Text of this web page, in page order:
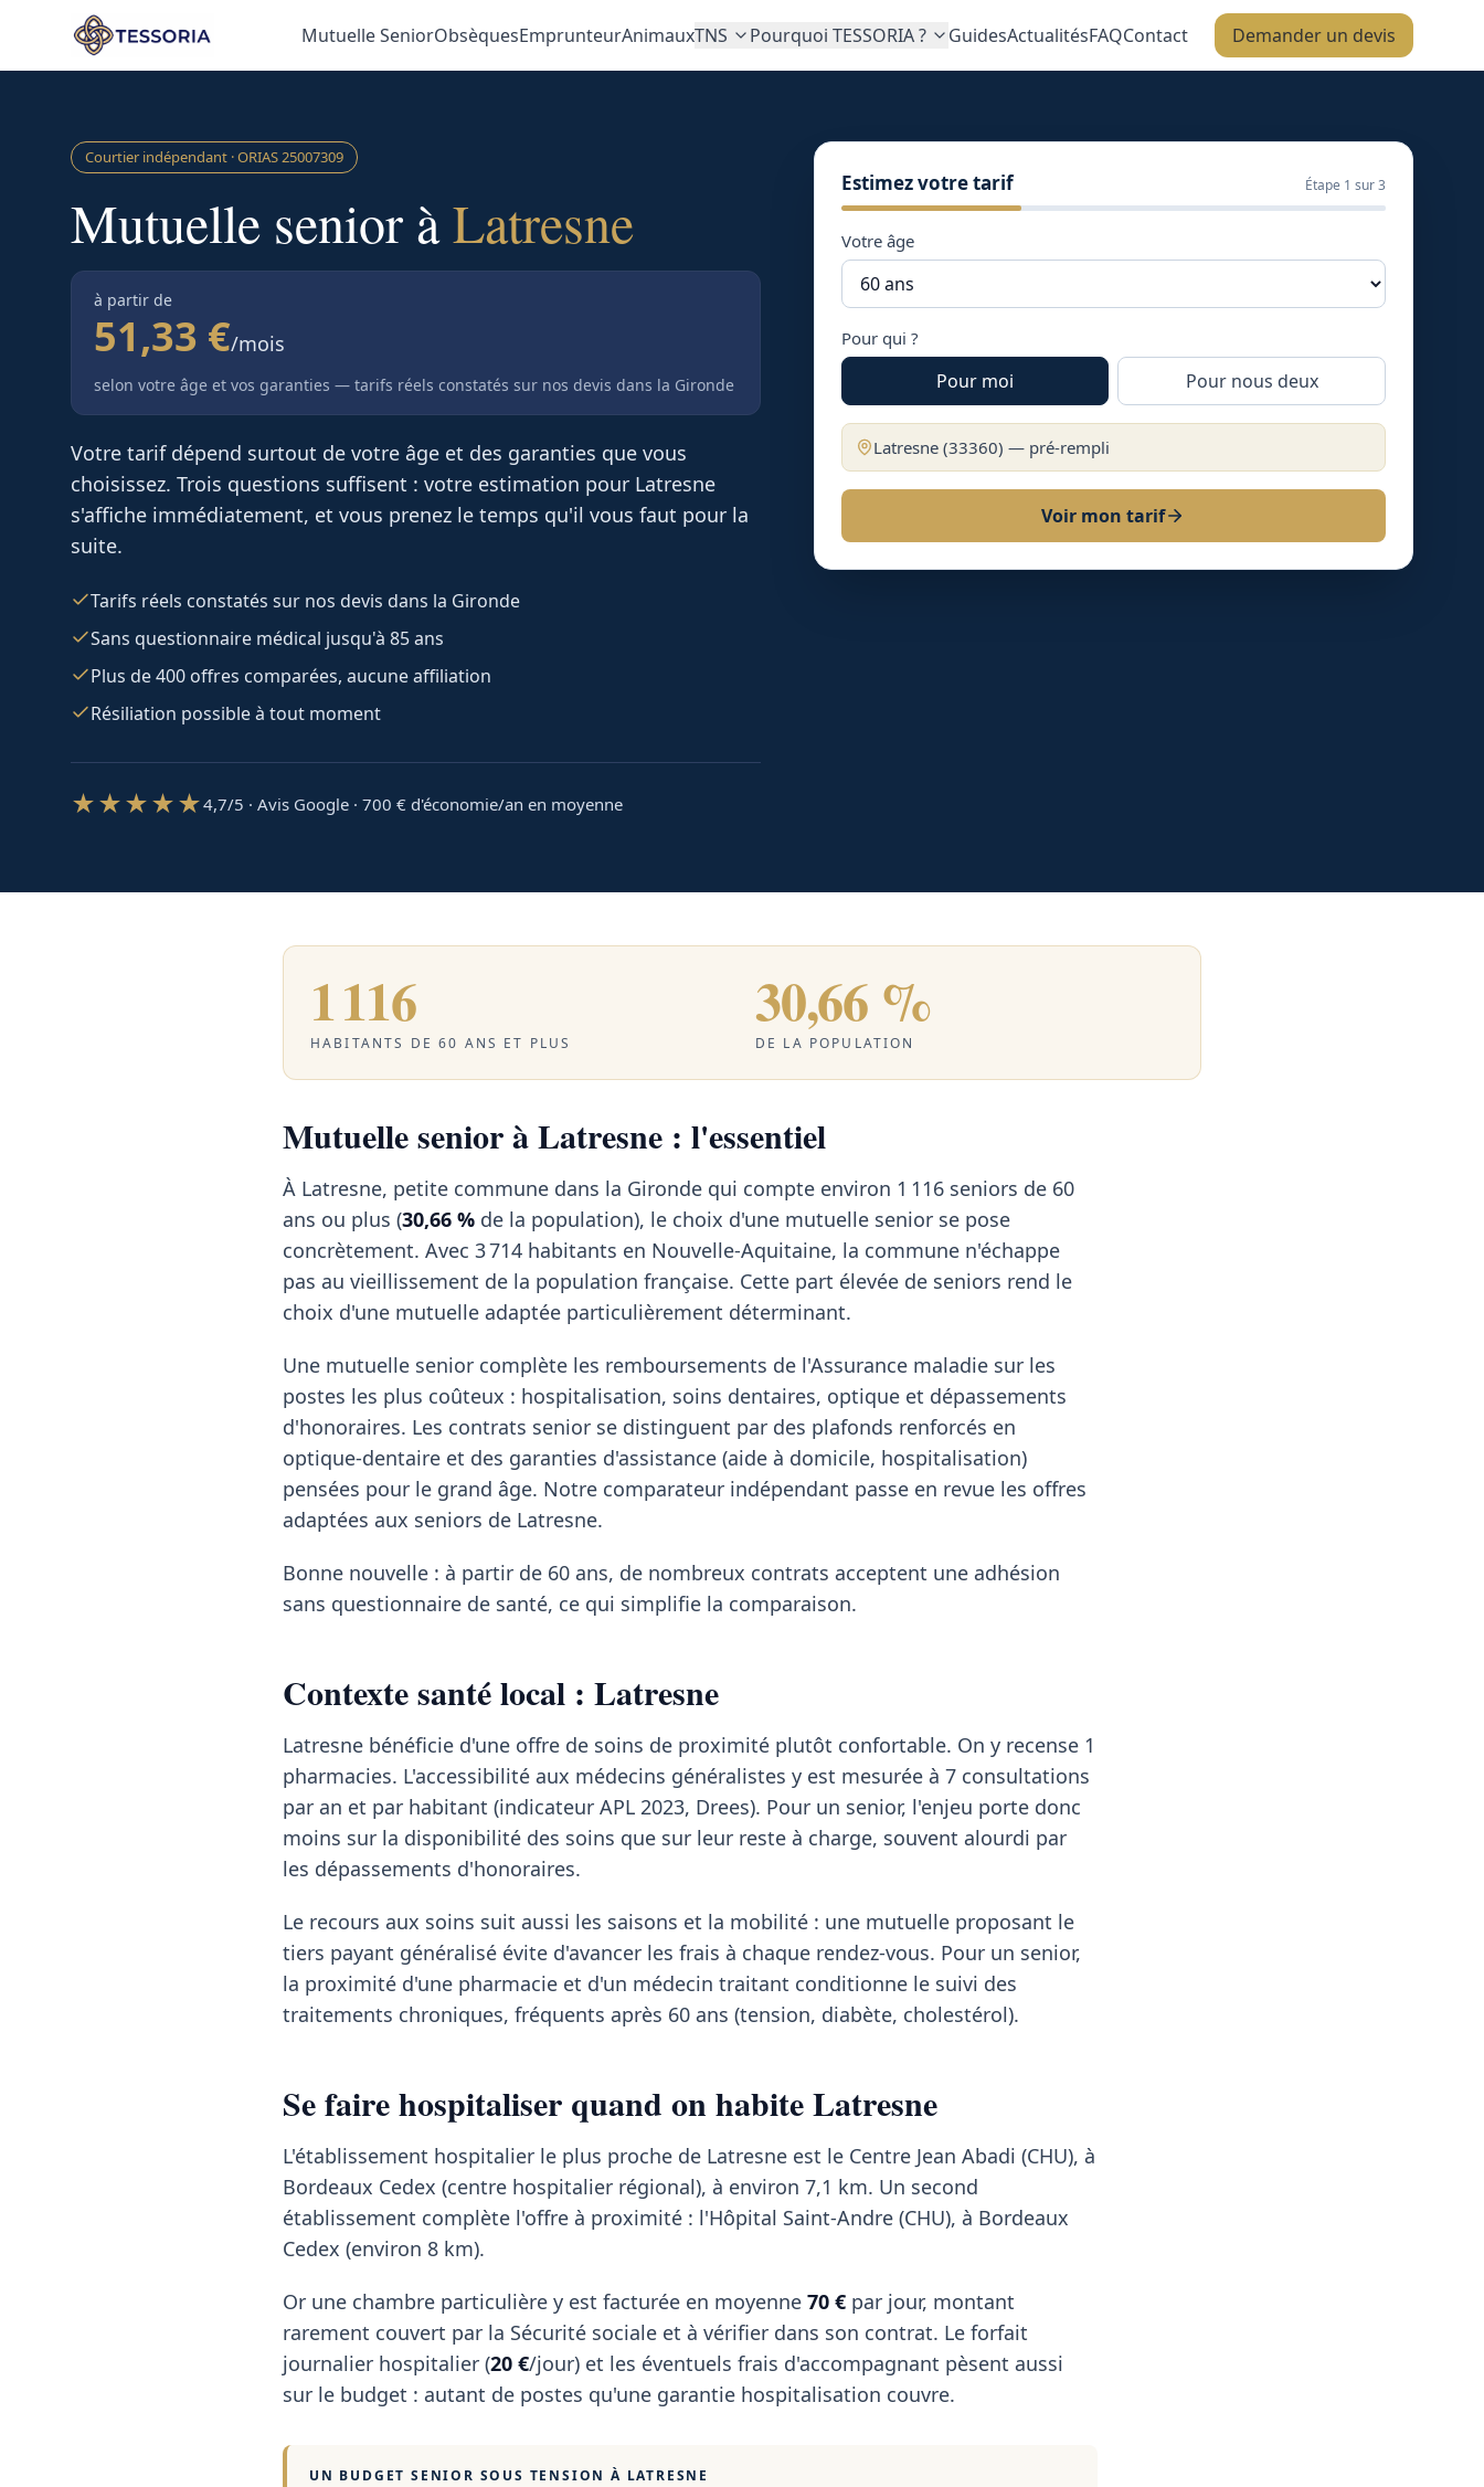
Aller au contenu principal
Mutuelle SeniorObsèquesEmprunteurAnimauxTNS Pourquoi TESSORIA ? GuidesActualitésFAQContact Demander un devis
Courtier indépendant · ORIAS25007309
Mutuelle senior àLatresne
à partir de
51,33 €/mois
selon votre âge et vos garanties — tarifs réels constatés sur nos devis dans la Gironde
Votre tarif dépend surtout de votre âge et des garanties que vous
choisissez. Trois questions suffisent : votre estimation pour Latresne
s'affiche immédiatement, et vous prenez le temps qu'il vous faut pour la
suite.
Tarifs réels constatés sur nos devis dans la Gironde
Sans questionnaire médical jusqu'à 85 ans
Plus de 400 offres comparées, aucune affiliation
Résiliation possible à tout moment
★★★★★4,7/5 · Avis Google · 700 € d'économie/an en moyenne
Estimez votre tarif Étape 1 sur 3
Votre âge
Pour qui ?
Pour moi Pour nous deux
Latresne(33360) — pré-rempli
Voir mon tarif
1 116
HABITANTS DE 60 ANS ET PLUS
30,66 %
DE LA POPULATION
Mutuelle senior à Latresne : l'essentiel
À Latresne, petite commune dans la Gironde qui compte environ 1 116 seniors de 60
ans ou plus (30,66 % de la population), le choix d'une mutuelle senior se pose
concrètement. Avec 3 714 habitants en Nouvelle-Aquitaine, la commune n'échappe
pas au vieillissement de la population française. Cette part élevée de seniors rend le
choix d'une mutuelle adaptée particulièrement déterminant.
Une mutuelle senior complète les remboursements de l'Assurance maladie sur les
postes les plus coûteux : hospitalisation, soins dentaires, optique et dépassements
d'honoraires. Les contrats senior se distinguent par des plafonds renforcés en
optique-dentaire et des garanties d'assistance (aide à domicile, hospitalisation)
pensées pour le grand âge. Notre comparateur indépendant passe en revue les offres
adaptées aux seniors de Latresne.
Bonne nouvelle : à partir de 60 ans, de nombreux contrats acceptent une adhésion
sans questionnaire de santé, ce qui simplifie la comparaison.
Contexte santé local : Latresne
Latresne bénéficie d'une offre de soins de proximité plutôt confortable. On y recense 1
pharmacies. L'accessibilité aux médecins généralistes y est mesurée à 7 consultations
par an et par habitant (indicateur APL 2023, Drees). Pour un senior, l'enjeu porte donc
moins sur la disponibilité des soins que sur leur reste à charge, souvent alourdi par
les dépassements d'honoraires.
Le recours aux soins suit aussi les saisons et la mobilité : une mutuelle proposant le
tiers payant généralisé évite d'avancer les frais à chaque rendez-vous. Pour un senior,
la proximité d'une pharmacie et d'un médecin traitant conditionne le suivi des
traitements chroniques, fréquents après 60 ans (tension, diabète, cholestérol).
Se faire hospitaliser quand on habite Latresne
L'établissement hospitalier le plus proche de Latresne est le Centre Jean Abadi (CHU), à
Bordeaux Cedex (centre hospitalier régional), à environ 7,1 km. Un second
établissement complète l'offre à proximité : l'Hôpital Saint-Andre (CHU), à Bordeaux
Cedex (environ 8 km).
Or une chambre particulière y est facturée en moyenne 70 € par jour, montant
rarement couvert par la Sécurité sociale et à vérifier dans son contrat. Le forfait
journalier hospitalier (20 €/jour) et les éventuels frais d'accompagnant pèsent aussi
sur le budget : autant de postes qu'une garantie hospitalisation couvre.
UN BUDGET SENIOR SOUS TENSION À LATRESNE